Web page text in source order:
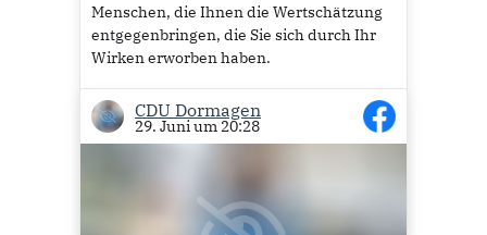
Menschen, die Ihnen die Wertschätzung
entgegenbringen, die Sie sich durch Ihr
Wirken erworben haben.
Herzlichen Glückwunsch zum Goldenen
Priesterjubiläum!
65
CDU Dormagen
29. Juni um 20:28